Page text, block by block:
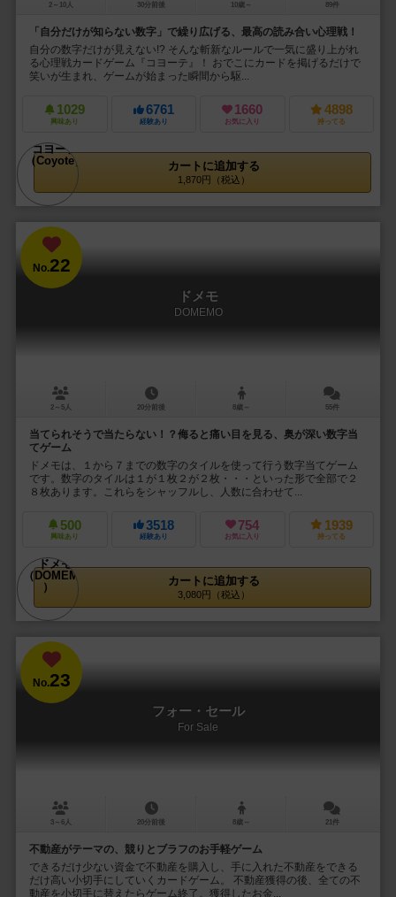
2～10人 30分前後 10歳～ 89件
「自分だけが知らない数字」で繰り広げる、最高の読み合い心理戦！
自分の数字だけが見えない!? そんな斬新なルールで一気に盛り上がれ
る心理戦カードゲーム『コヨーテ』！ おでこにカードを掲げるだけで
笑いが生まれ、ゲームが始まった瞬間から駆...
1029
興味あり
6761
経験あり
1660
お気に入り
4898
持ってる
カートに追加する
1,870円（税込）
No.22
ドメモ
DOMEMO
2～5人 20分前後 8歳～ 55件
当てられそうで当たらない！？侮ると痛い目を見る、奥が深い数字当
てゲーム
ドメモは、１から７までの数字のタイルを使って行う数字当てゲーム
です。数字のタイルは１が１枚２が２枚・・・といった形で全部で２
８枚あります。これらをシャッフルし、人数に合わせて...
500
興味あり
3518
経験あり
754
お気に入り
1939
持ってる
カートに追加する
3,080円（税込）
No.23
フォー・セール
For Sale
3～6人 20分前後 8歳～ 21件
不動産がテーマの、競りとブラフのお手軽ゲーム
できるだけ少ない資金で不動産を購入し、手に入れた不動産をできる
だけ高い小切手にしていくカードゲーム。 不動産獲得の後、全ての不
動産を小切手に替えたらゲーム終了。獲得したお金...